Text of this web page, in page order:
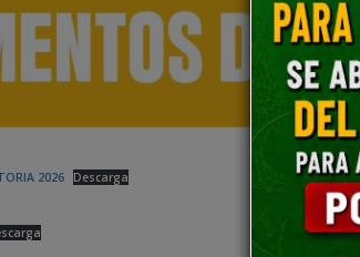
2026 Descarga